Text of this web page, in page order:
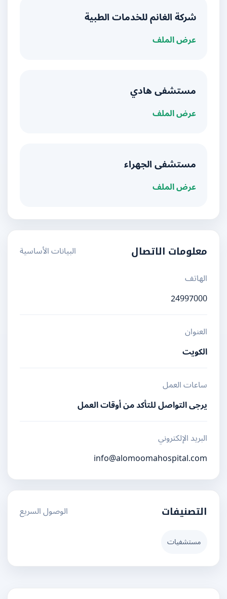
شركة الغانم للخدمات الطبية
عرض الملف
مستشفى هادي
عرض الملف
مستشفى الجهراء
عرض الملف
معلومات الاتصال
البيانات الأساسية
الهاتف
24997000
العنوان
الكويت
ساعات العمل
يرجى التواصل للتأكد من أوقات العمل
البريد الإلكتروني
info@alomoomahospital.com
التصنيفات الوصول السريع
مستشفيات